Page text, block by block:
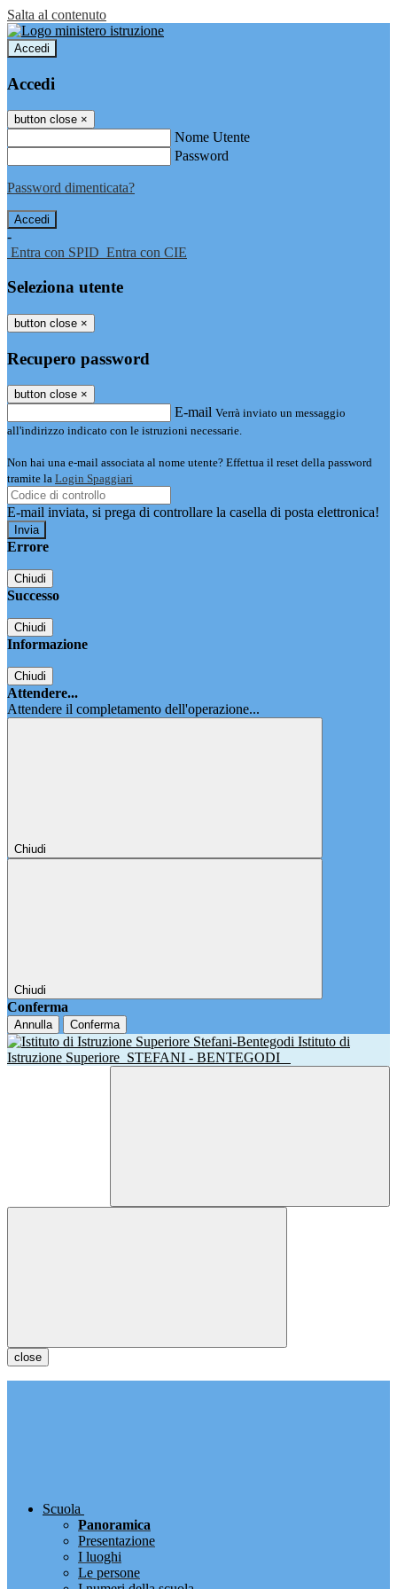
Salta al contenuto
Accedi
Accedi
button close ×
Nome Utente
Password
Password dimenticata?
-
Entra con SPID Entra con CIE
Seleziona utente
button close ×
Recupero password
button close ×
E-mail Verrà inviato un messaggio
all'indirizzo indicato con le istruzioni necessarie.
Non hai una e-mail associata al nome utente? Effettua il reset della password
tramite la Login Spaggiari
E-mail inviata, si prega di controllare la casella di posta elettronica!
Errore
Chiudi
Successo
Chiudi
Informazione
Chiudi
Attendere...
Attendere il completamento dell'operazione...
Chiudi
Chiudi
Conferma
Annulla Conferma
Istituto di
Istruzione Superiore STEFANI - BENTEGODI
close
Scuola
Panoramica
Presentazione
I luoghi
Le persone